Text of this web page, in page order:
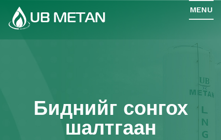
MENU
Биднийг сонгох
шалтгаан